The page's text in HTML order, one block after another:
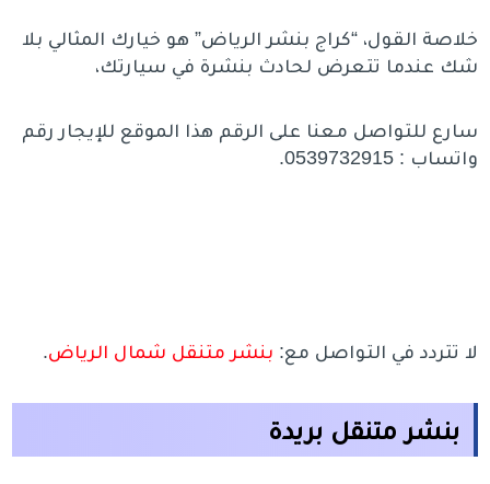
خلاصة القول، “كراج بنشر الرياض” هو خيارك المثالي بلا
شك عندما تتعرض لحادث بنشرة في سيارتك،
سارع للتواصل معنا على الرقم هذا الموقع للإيجار رقم
واتساب : 0539732915.
لا تتردد في التواصل مع: بنشر متنقل شمال الرياض.
بنشر متنقل بريدة